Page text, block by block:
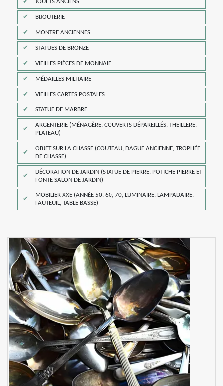
JOUETS ANCIENS
BIJOUTERIE
MONTRE ANCIENNES
STATUES DE BRONZE
VIEILLES PIÈCES DE MONNAIE
MÉDAILLES MILITAIRE
VIEILLES CARTES POSTALES
STATUE DE MARBRE
ARGENTERIE (MÉNAGÈRE, COUVERTS DÉPAREILLÉS, THEILLERE,
PLATEAU)
OBJET SUR LA CHASSE (COUTEAU, DAGUE ANCIENNE, TROPHÉE
DE CHASSE)
DÉCORATION DE JARDIN (STATUE DE PIERRE, POTICHE PIERRE ET
FONTE SALON DE JARDIN)
MOBILIER XXE (ANNÉE 50, 60, 70, LUMINAIRE, LAMPADAIRE,
FAUTEUIL, TABLE BASSE)